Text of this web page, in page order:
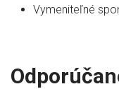
Vymeniteľné